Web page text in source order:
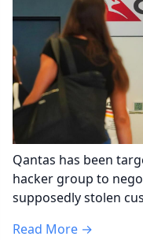
Qantas has been
hacker group to
supposedly stolen
Read More →